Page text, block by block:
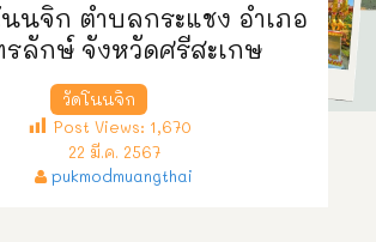
นจิก ตำบลกระแชง อำเภอ
ลักษ์ จังหวัดศรีสะเกษ
วัดโนนจิก
Post Views: 1,670
22 มี.ค. 2567
pukmodmuangthai